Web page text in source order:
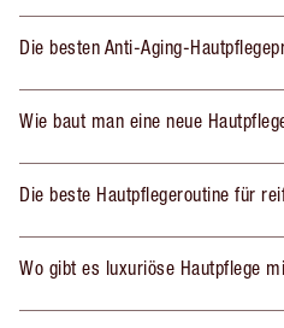
Die besten Anti-Aging-
Wie baut man eine neue
Die beste Hautpflegeroutine für
Wo gibt es luxuriöse Hautpflege